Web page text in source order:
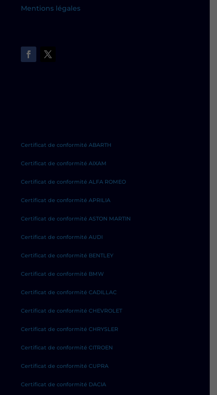
Mentions légales
Certificat de conformité ABARTH
Certificat de conformité AIXAM
Certificat de conformité ALFA ROMEO
Certificat de conformité APRILIA
Certificat de conformité ASTON MARTIN
Certificat de conformité AUDI
Certificat de conformité BENTLEY
Certificat de conformité BMW
Certificat de conformité CADILLAC
Certificat de conformité CHEVROLET
Certificat de conformité CHRYSLER
Certificat de conformité CITROEN
Certificat de conformité CUPRA
Certificat de conformité DACIA